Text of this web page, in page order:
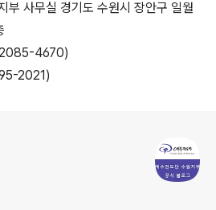
부 사무실 경기도 수원시 장안구 일월
2085-4670)
2021)